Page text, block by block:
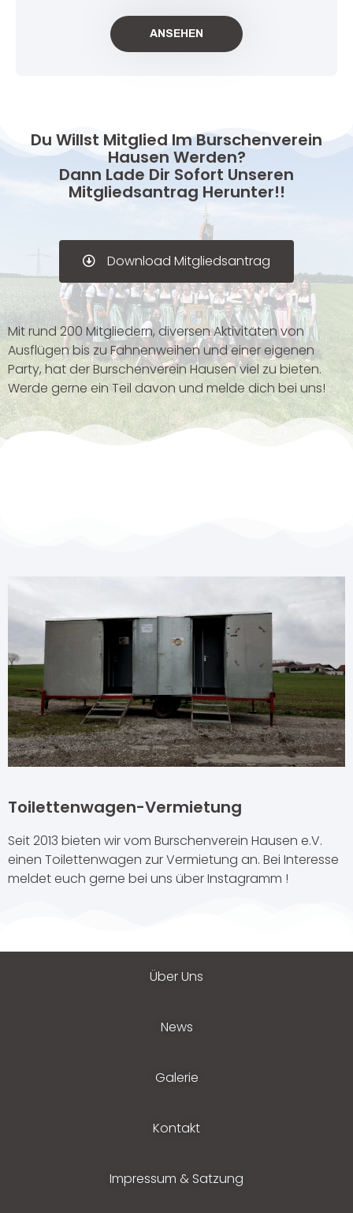
ANSEHEN
Du Willst Mitglied Im Burschenverein
Hausen Werden?
Dann Lade Dir Sofort Unseren
Mitgliedsantrag Herunter!!
Download Mitgliedsantrag
Mit rund 200 Mitgliedern, diversen Aktivitäten von
Ausflügen bis zu Fahnenweihen und einer eigenen
Party, hat der Burschenverein Hausen viel zu bieten.
Werde gerne ein Teil davon und melde dich bei uns!
Toilettenwagen-Vermietung
Seit 2013 bieten wir vom Burschenverein Hausen e.V.
einen Toilettenwagen zur Vermietung an. Bei Interesse
meldet euch gerne bei uns über Instagramm !
Über Uns
News
Galerie
Kontakt
Impressum & Satzung